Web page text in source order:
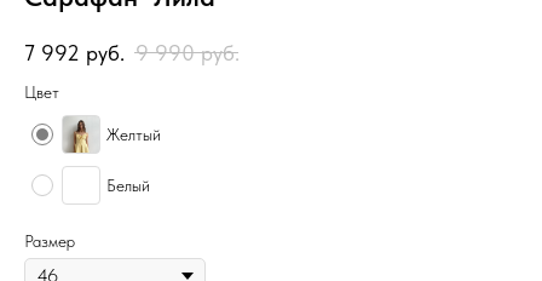
7 992 руб. 9 990 руб.
Цвет
Желтый
Белый
Размер